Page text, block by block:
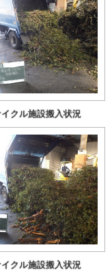
イクル施設搬入状況
イクル施設搬入状況